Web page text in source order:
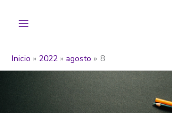
Inicio 2022 agosto 8